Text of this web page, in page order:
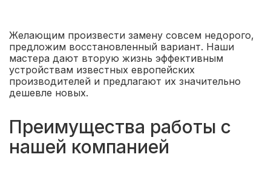
Желающим произвести замену совсем недорого,
предложим восстановленный вариант. Наши
мастера дают вторую жизнь эффективным
устройствам известных европейских
производителей и предлагают их значительно
дешевле новых.
Преимущества работы с
нашей компанией